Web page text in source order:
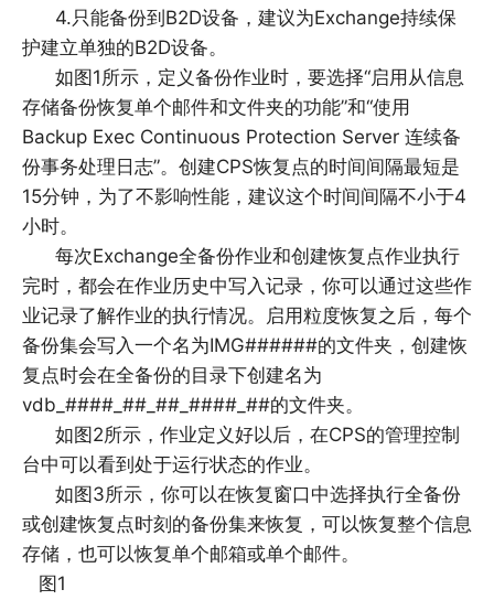
4.只能备份到B2D设备，建议为Exchange持续保
护建立单独的B2D设备。
如图1所示，定义备份作业时，要选择“启用从信息
存储备份恢复单个邮件和文件夹的功能”和“使用
Backup Exec Continuous Protection Server 连续备
份事务处理日志”。创建CPS恢复点的时间间隔最短是
15分钟，为了不影响性能，建议这个时间间隔不小于4
小时。
每次Exchange全备份作业和创建恢复点作业执行
完时，都会在作业历史中写入记录，你可以通过这些作
业记录了解作业的执行情况。启用粒度恢复之后，每个
备份集会写入一个名为IMG######的文件夹，创建恢
复点时会在全备份的目录下创建名为
vdb_####_##_##_####_##的文件夹。
如图2所示，作业定义好以后，在CPS的管理控制
台中可以看到处于运行状态的作业。
如图3所示，你可以在恢复窗口中选择执行全备份
或创建恢复点时刻的备份集来恢复，可以恢复整个信息
存储，也可以恢复单个邮箱或单个邮件。
图1